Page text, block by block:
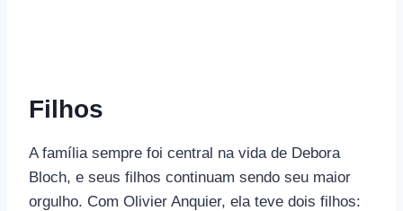
Filhos
A família sempre foi central na vida de Debora
Bloch, e seus filhos continuam sendo seu maior
orgulho. Com Olivier Anquier, ela teve dois filhos: